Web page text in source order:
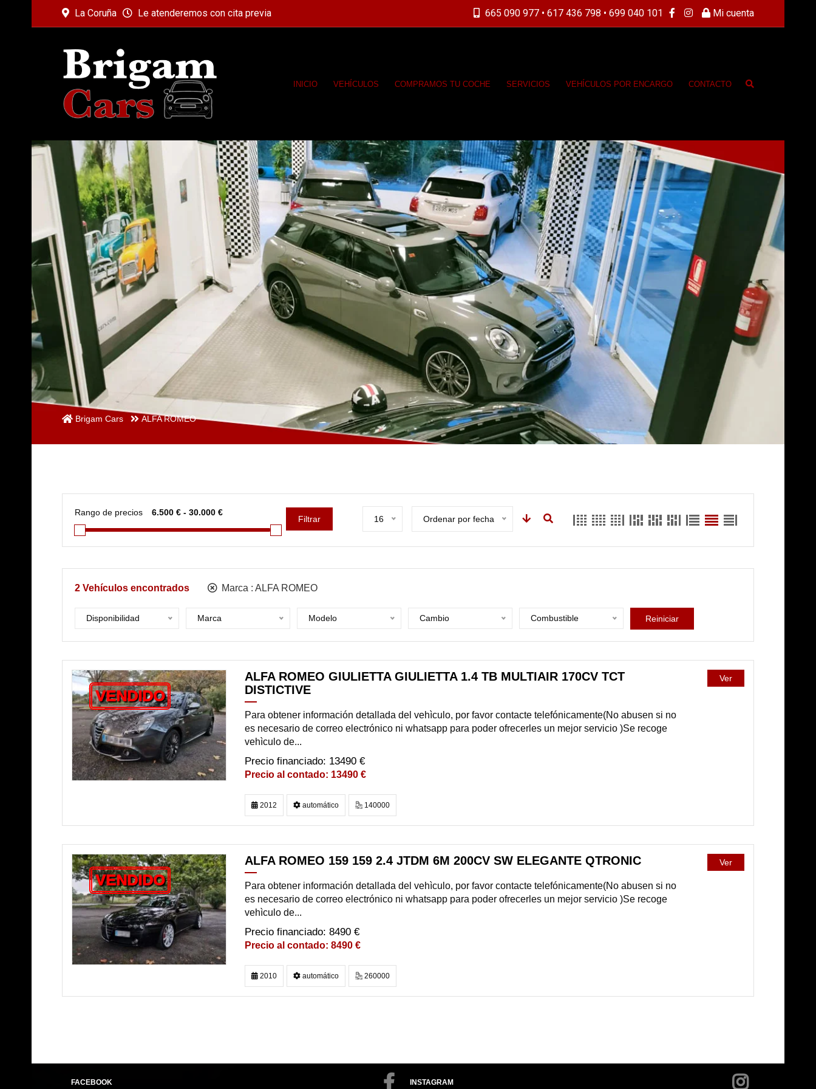
La Coruña Le atenderemos con cita previa 665 090 977 • 617 436 798 • 699 040 101 Mi cuenta
INICIO VEHÍCULOS COMPRAMOS TU COCHE SERVICIOS VEHÍCULOS POR ENCARGO CONTACTO
Brigam Cars ALFA ROMEO
Rango de precios
Filtrar 16 Ordenar por fecha
2 Vehículos encontrados Marca : ALFA ROMEO
Disponibilidad Marca Modelo Cambio Combustible Reiniciar
VENDIDO
ALFA ROMEO GIULIETTA GIULIETTA 1.4 TB MULTIAIR 170CV TCT
DISTICTIVE
Para obtener información detallada del vehìculo, por favor contacte telefónicamente(No abusen si no
es necesario de correo electrónico ni whatsapp para poder ofrecerles un mejor servicio )Se recoge
vehìculo de...
13490 €
13490 €
Ver
2012 automático 140000
VENDIDO
ALFA ROMEO 159 159 2.4 JTDM 6M 200CV SW ELEGANTE QTRONIC
Para obtener información detallada del vehìculo, por favor contacte telefónicamente(No abusen si no
es necesario de correo electrónico ni whatsapp para poder ofrecerles un mejor servicio )Se recoge
vehìculo de...
8490 €
8490 €
Ver
2010 automático 260000
FACEBOOK INSTAGRAM